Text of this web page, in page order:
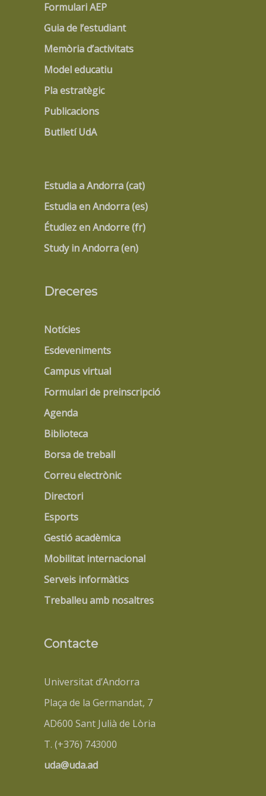
Formulari AEP
Guia de l’estudiant
Memòria d’activitats
Model educatiu
Pla estratègic
Publicacions
Butlletí UdA
Estudia a Andorra (cat)
Estudia en Andorra (es)
Étudiez en Andorre (fr)
Study in Andorra (en)
Dreceres
Notícies
Esdeveniments
Campus virtual
Formulari de preinscripció
Agenda
Biblioteca
Borsa de treball
Correu electrònic
Directori
Esports
Gestió acadèmica
Mobilitat internacional
Serveis informàtics
Treballeu amb nosaltres
Contacte
Universitat d’Andorra
Plaça de la Germandat, 7
AD600 Sant Julià de Lòria
T. (+376) 743000
uda@uda.ad